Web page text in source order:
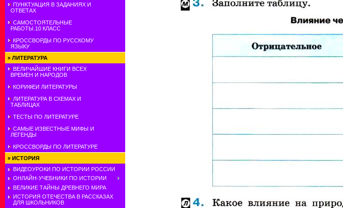
ПУНКТУАЦИЯ В ЗАДАНИЯХ И
ОТВЕТАХ
САМОСТОЯТЕЛЬНЫЕ
РАБОТЫ.10 КЛАСС
КРОССВОРДЫ ПО РУССКОМУ
ЯЗЫКУ
» ЛИТЕРАТУРА
ВЕЛИЧАЙШИЕ КНИГИ ВСЕХ
ВРЕМЕН И НАРОДОВ
КОРИФЕИ ЛИТЕРАТУРЫ
ЛИТЕРАТУРА В СХЕМАХ И
ТАБЛИЦАХ
ТЕСТЫ ПО ЛИТЕРАТУРЕ
САМЫЕ ИЗВЕСТНЫЕ МИФЫ И
ЛЕГЕНДЫ
КРОССВОРДЫ ПО ЛИТЕРАТУРЕ
» ИСТОРИЯ
ВИДЕОУРОКИ ПО ИСТОРИИ РОССИИ
ОНЛАЙН-УЧЕБНИКИ ПО ИСТОРИИ
ВЕЛИКИЕ ТАЙНЫ ДРЕВНЕГО МИРА
ИСТОРИЯ ОТЕЧЕСТВА В РАССКАЗАХ
ДЛЯ ШКОЛЬНИКОВ